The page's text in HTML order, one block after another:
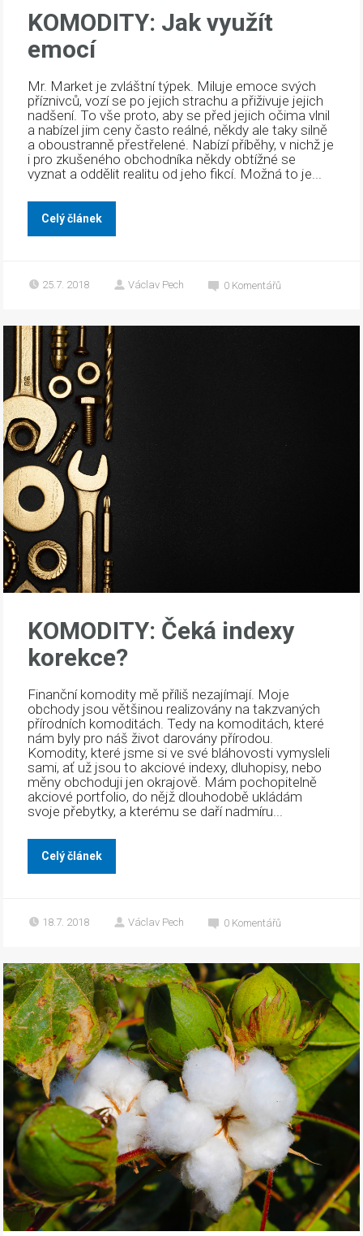
KOMODITY: Jak využít
emocí
Mr. Market je zvláštní týpek. Miluje emoce svých
příznivců, vozí se po jejich strachu a přiživuje jejich
nadšení. To vše proto, aby se před jejich očima vlnil
a nabízel jim ceny často reálné, někdy ale taky silně
a oboustranně přestřelené. Nabízí příběhy, v nichž je
i pro zkušeného obchodníka někdy obtížné se
vyznat a oddělit realitu od jeho fikcí. Možná to je...
Celý článek
25.7. 2018 Václav Pech 0 Komentářů
KOMODITY: Čeká indexy
korekce?
Finanční komodity mě příliš nezajímají. Moje
obchody jsou většinou realizovány na takzvaných
přírodních komoditách. Tedy na komoditách, které
nám byly pro náš život darovány přírodou.
Komodity, které jsme si ve své bláhovosti vymysleli
sami, ať už jsou to akciové indexy, dluhopisy, nebo
měny obchoduji jen okrajově. Mám pochopitelně
akciové portfolio, do nějž dlouhodobě ukládám
svoje přebytky, a kterému se daří nadmíru...
Celý článek
18.7. 2018 Václav Pech 0 Komentářů